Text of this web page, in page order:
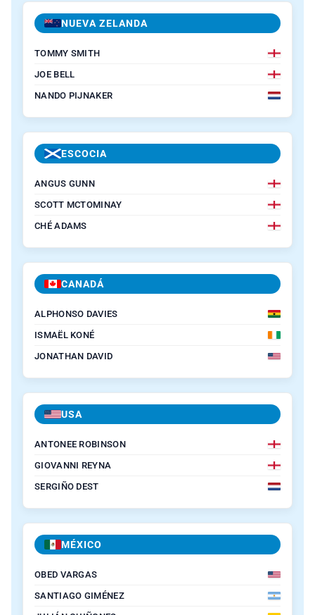
NUEVA ZELANDA
TOMMY SMITH
JOE BELL
NANDO PIJNAKER
ESCOCIA
ANGUS GUNN
SCOTT MCTOMINAY
CHÉ ADAMS
CANADÁ
ALPHONSO DAVIES
ISMAËL KONÉ
JONATHAN DAVID
USA
ANTONEE ROBINSON
GIOVANNI REYNA
SERGIÑO DEST
MÉXICO
OBED VARGAS
SANTIAGO GIMÉNEZ